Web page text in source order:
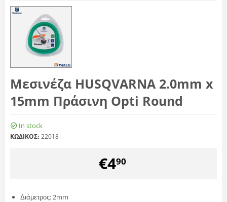
Μεσινέζα HUSQVARNA 2.0mm x
15mm Πράσινη Opti Round
In stock
ΚΩΔΙΚΟΣ: 22018
€490
Διάμετρος: 2mm